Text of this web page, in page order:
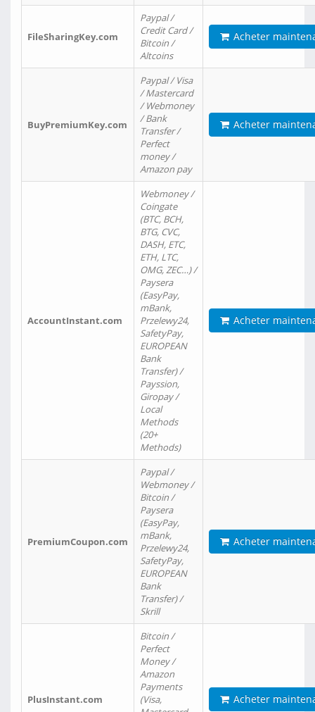
FileSharingKey.com
Paypal /
Credit Card /
Bitcoin /
Altcoins
Acheter
BuyPremiumKey.com
Paypal / Visa
/ Mastercard
/ Webmoney
/ Bank
Transfer /
Perfect
money /
Amazon pay
Acheter
AccountInstant.com
Webmoney /
Coingate
(BTC, BCH,
BTG, CVC,
DASH, ETC,
ETH, LTC,
OMG, ZEC…) /
Paysera
(EasyPay,
mBank,
Przelewy24,
SafetyPay,
EUROPEAN
Bank
Transfer) /
Payssion,
Giropay /
Local
Methods
(20+
Methods)
Acheter
PremiumCoupon.com
Paypal /
Webmoney /
Bitcoin /
Paysera
(EasyPay,
mBank,
Przelewy24,
SafetyPay,
EUROPEAN
Bank
Transfer) /
Skrill
Acheter
PlusInstant.com
Bitcoin /
Perfect
Money /
Amazon
Payments
(Visa,
Acheter